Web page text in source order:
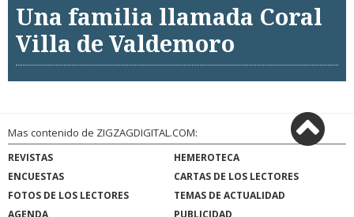
Una familia llamada Coral
Villa de Valdemoro
Mas contenido de ZIGZAGDIGITAL.COM:
REVISTAS
HEMEROTECA
ENCUESTAS
CARTAS DE LOS LECTORES
FOTOS DE LOS LECTORES
TEMAS DE ACTUALIDAD